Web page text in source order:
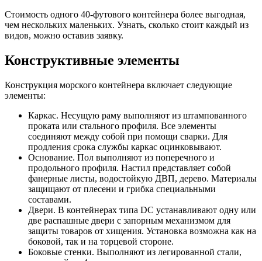
Стоимость одного 40-футового контейнера более выгодная,
чем нескольких маленьких. Узнать, сколько стоит каждый из
видов, можно оставив заявку.
Конструктивные элементы
Конструкция морского контейнера включает следующие
элементы:
Каркас. Несущую раму выполняют из штампованного
проката или стального профиля. Все элементы
соединяют между собой при помощи сварки. Для
продления срока службы каркас оцинковывают.
Основание. Пол выполняют из поперечного и
продольного профиля. Настил представляет собой
фанерные листы, водостойкую ДВП, дерево. Материалы
защищают от плесени и грибка специальными
составами.
Двери. В контейнерах типа DC устанавливают одну или
две распашные двери с запорным механизмом для
защиты товаров от хищения. Установка возможна как на
боковой, так и на торцевой стороне.
Боковые стенки. Выполняют из легированной стали,